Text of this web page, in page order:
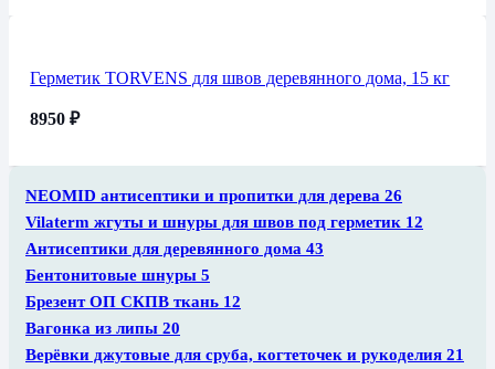
Герметик TORVENS для швов деревянного дома, 15 кг
8950₽
NEOMID антисептики и пропитки для дерева 26
Vilaterm жгуты и шнуры для швов под герметик 12
Антисептики для деревянного дома 43
Бентонитовые шнуры 5
Брезент ОП СКПВ ткань 12
Вагонка из липы 20
Верёвки джутовые для сруба, когтеточек и рукоделия 21